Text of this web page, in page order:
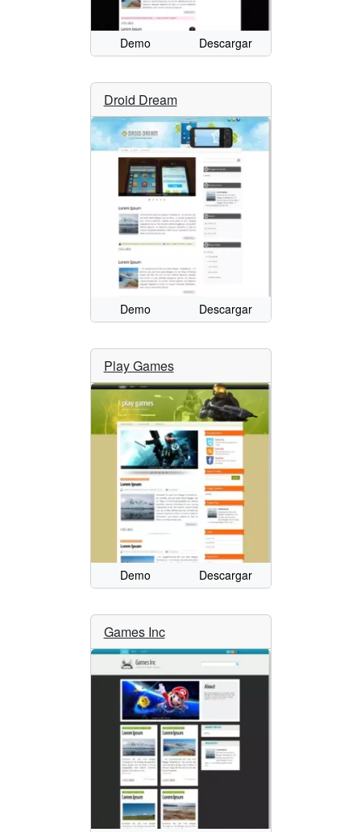
Demo Descargar
Droid Dream
Demo Descargar
Play Games
Demo Descargar
Games Inc